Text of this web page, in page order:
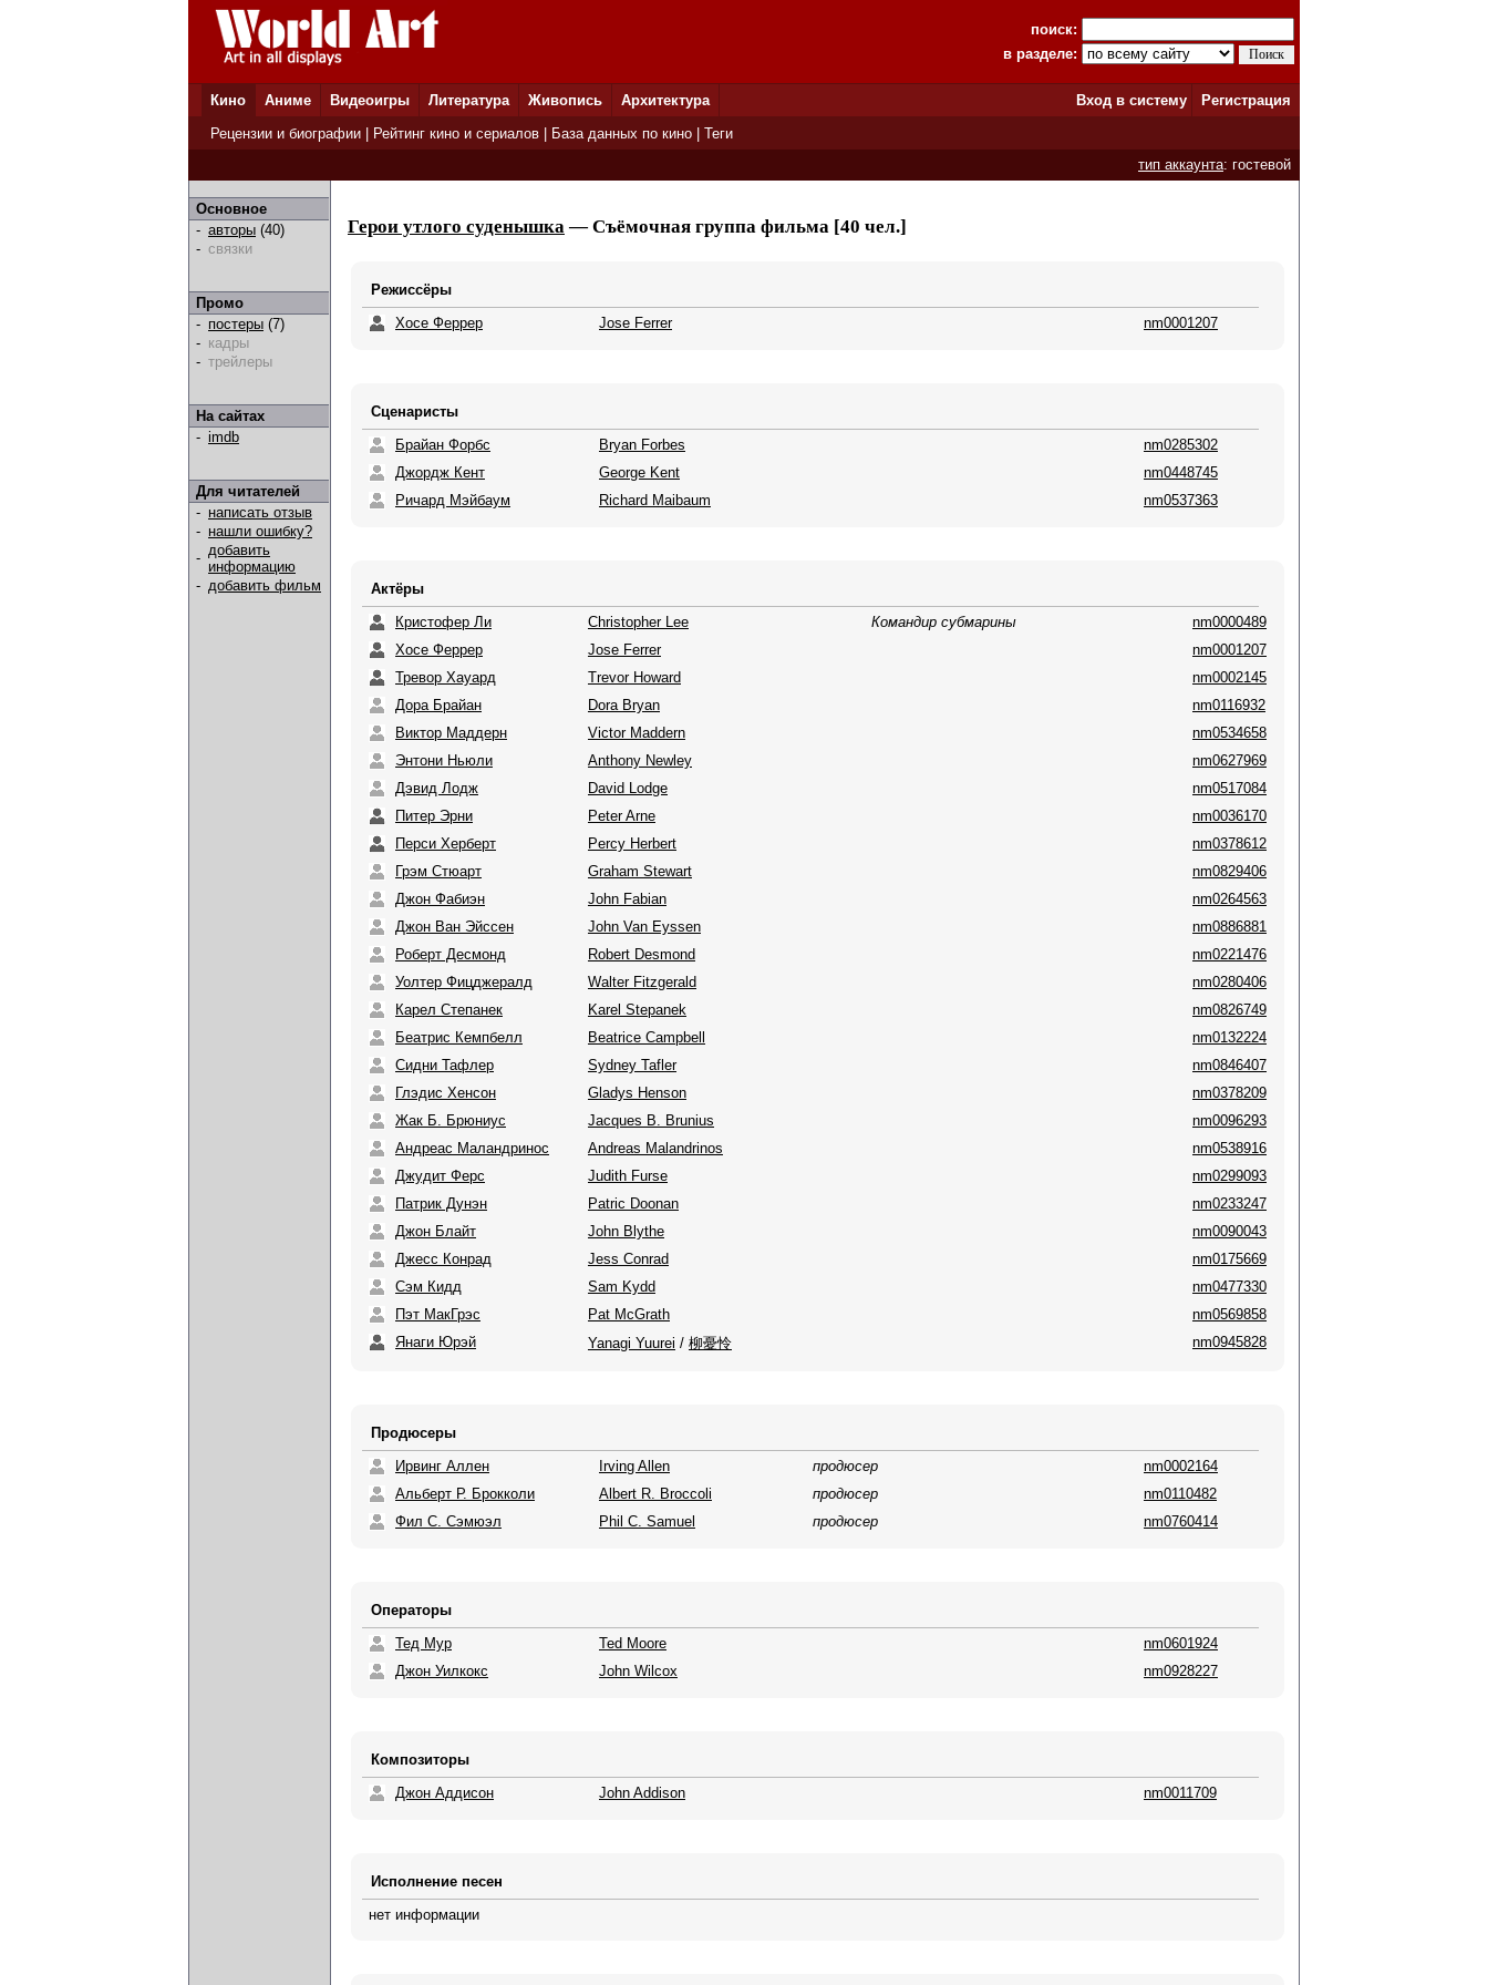
поиск:
в разделе:
Кино Аниме Видеоигры Литература Живопись Архитектура Вход в систему
Регистрация
Рецензии и биографии
Рейтинг кино и сериалов База данных по кино
Теги
тип аккаунта: гостевой
Основное
- авторы (40)
- связки
Промо
- постеры (7)
- кадры
- трейлеры
На сайтах
- imdb
Для читателей
- написать отзыв
- нашли ошибку?
- добавить
информацию
- добавить фильм
Герои утлого суденышка— Съёмочная группа фильма [40 чел.]
Режиссёры
Хосе Феррер
Jose Ferrer nm0001207
Сценаристы
Брайан Форбс
Bryan Forbes
nm0285302
Джордж Кент
George Kent
nm0448745
Ричард Мэйбаум
Richard Maibaum nm0537363
Актёры
Кристофер Ли
Christopher Lee Командир субмарины
nm0000489
Хосе Феррер
Jose Ferrer
nm0001207
Тревор Хауард
Trevor Howard
nm0002145
Дора Брайан
Dora Bryan
nm0116932
Виктор Маддерн
Victor Maddern
nm0534658
Энтони Ньюли
Anthony Newley
nm0627969
Дэвид Лодж
David Lodge
nm0517084
Питер Эрни
Peter Arne
nm0036170
Перси Херберт
Percy Herbert
nm0378612
Грэм Стюарт
Graham Stewart
nm0829406
Джон Фабиэн
John Fabian
nm0264563
Джон Ван Эйссен
John Van Eyssen
nm0886881
Роберт Десмонд
Robert Desmond
nm0221476
Уолтер Фицджералд
Walter Fitzgerald
nm0280406
Карел Степанек
Karel Stepanek
nm0826749
Беатрис Кемпбелл
Beatrice Campbell
nm0132224
Сидни Тафлер
Sydney Tafler
nm0846407
Глэдис Хенсон
Gladys Henson
nm0378209
Жак Б. Брюниус
Jacques B. Brunius
nm0096293
Андреас Маландринос
Andreas Malandrinos
nm0538916
Джудит Ферс
Judith Furse
nm0299093
Патрик Дунэн
Patric Doonan
nm0233247
Джон Блайт
John Blythe
nm0090043
Джесс Конрад
Jess Conrad
nm0175669
Сэм Кидд
Sam Kydd
nm0477330
Пэт МакГрэс
Pat McGrath
nm0569858
Янаги Юрэй
Yanagi Yuurei / 柳憂怜 nm0945828
Продюсеры
Ирвинг Аллен
Irving Allen продюсер
nm0002164
Альберт Р. Брокколи
Albert R. Broccoli продюсер
nm0110482
Фил С. Сэмюэл
Phil C. Samuel продюсер nm0760414
Операторы
Тед Мур
Ted Moore
nm0601924
Джон Уилкокс
John Wilcox nm0928227
Композиторы
Джон Аддисон
John Addison nm0011709
Исполнение песен
нет информации